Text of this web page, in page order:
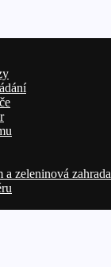
zeleninová zahrada